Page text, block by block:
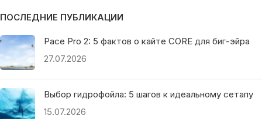
ПОСЛЕДНИЕ ПУБЛИКАЦИИ
Pace Pro 2: 5 фактов о кайте CORE для биг-эйра
27.07.2026
Выбор гидрофойла: 5 шагов к идеальному сетапу
15.07.2026